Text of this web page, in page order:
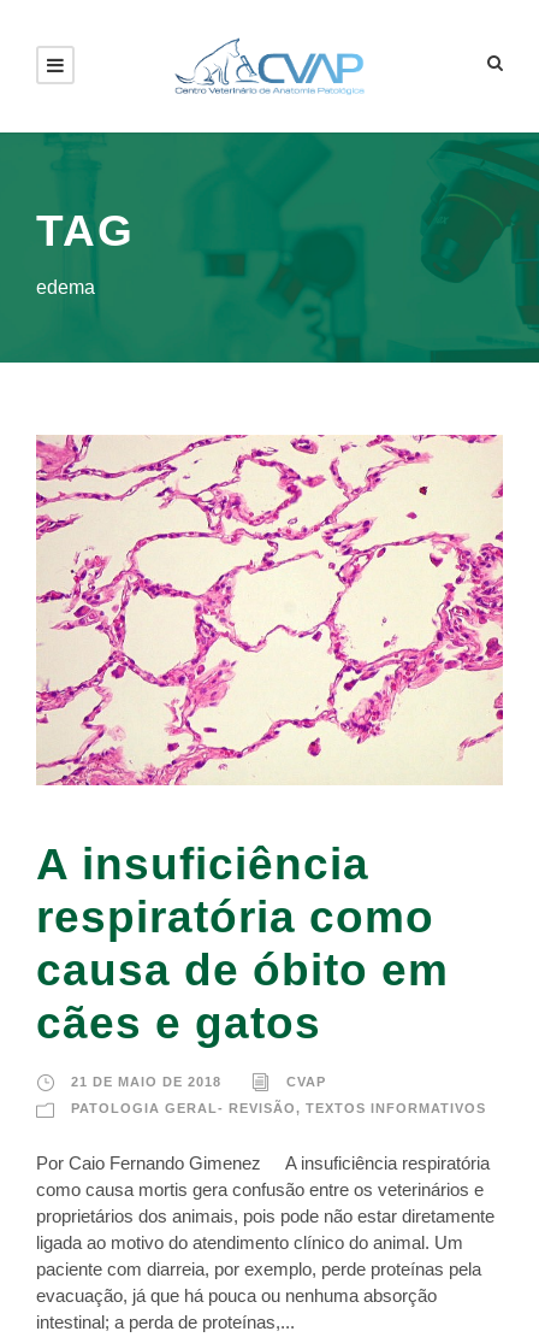
TAG
edema
A insuficiência
respiratória como
causa de óbito em
cães e gatos
21 DE MAIO DE 2018
CVAP
PATOLOGIA GERAL- REVISÃO, TEXTOS INFORMATIVOS
Por Caio Fernando Gimenez A insuficiência respiratória
como causa mortis gera confusão entre os veterinários e
proprietários dos animais, pois pode não estar diretamente
ligada ao motivo do atendimento clínico do animal. Um
paciente com diarreia, por exemplo, perde proteínas pela
evacuação, já que há pouca ou nenhuma absorção
intestinal; a perda de proteínas,...